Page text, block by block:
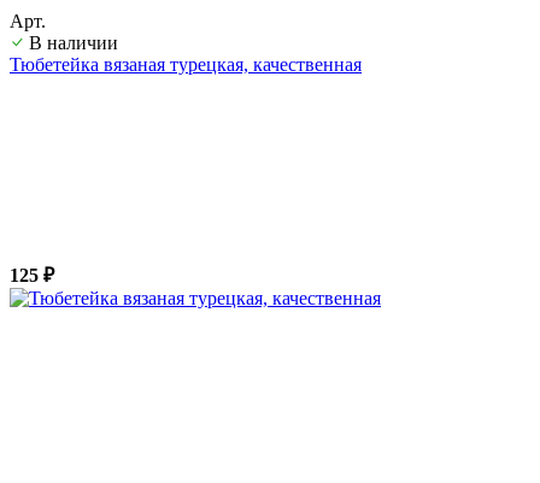
Арт.
В наличии
Тюбетейка вязаная турецкая, качественная
125 ₽